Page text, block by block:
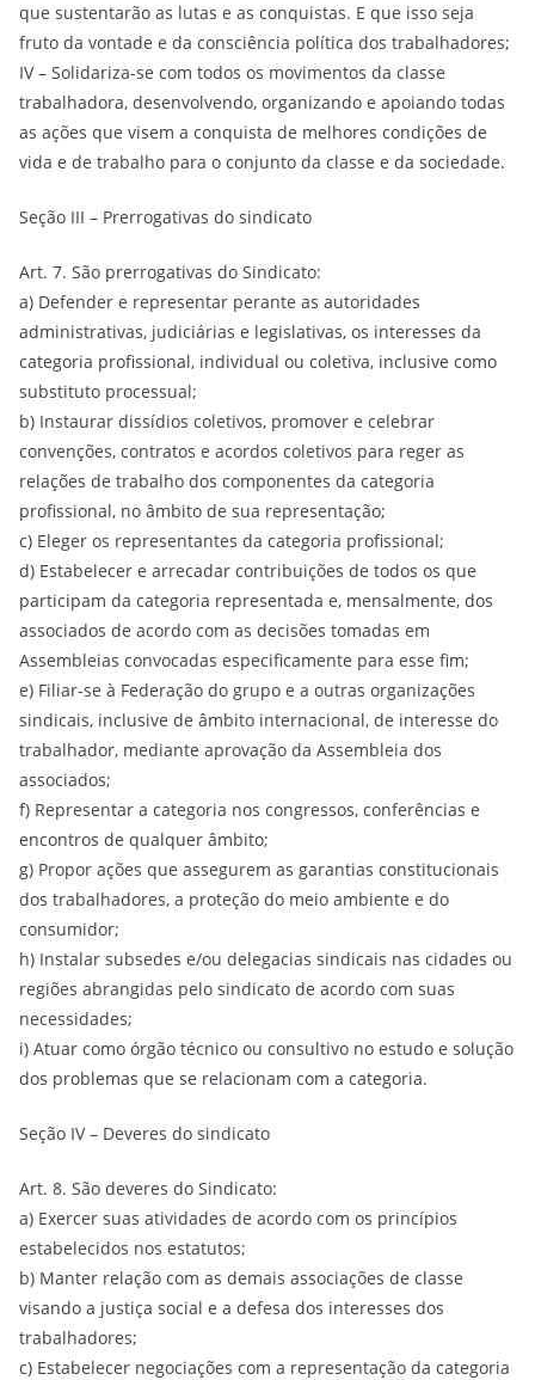
que sustentarão as lutas e as conquistas. E que isso seja
fruto da vontade e da consciência política dos trabalhadores;
IV – Solidariza-se com todos os movimentos da classe
trabalhadora, desenvolvendo, organizando e apoiando todas
as ações que visem a conquista de melhores condições de
vida e de trabalho para o conjunto da classe e da sociedade.
Seção III – Prerrogativas do sindicato
Art. 7. São prerrogativas do Sindicato:
a) Defender e representar perante as autoridades
administrativas, judiciárias e legislativas, os interesses da
categoria profissional, individual ou coletiva, inclusive como
substituto processual;
b) Instaurar dissídios coletivos, promover e celebrar
convenções, contratos e acordos coletivos para reger as
relações de trabalho dos componentes da categoria
profissional, no âmbito de sua representação;
c) Eleger os representantes da categoria profissional;
d) Estabelecer e arrecadar contribuições de todos os que
participam da categoria representada e, mensalmente, dos
associados de acordo com as decisões tomadas em
Assembleias convocadas especificamente para esse fim;
e) Filiar-se à Federação do grupo e a outras organizações
sindicais, inclusive de âmbito internacional, de interesse do
trabalhador, mediante aprovação da Assembleia dos
associados;
f) Representar a categoria nos congressos, conferências e
encontros de qualquer âmbito;
g) Propor ações que assegurem as garantias constitucionais
dos trabalhadores, a proteção do meio ambiente e do
consumidor;
h) Instalar subsedes e/ou delegacias sindicais nas cidades ou
regiões abrangidas pelo sindicato de acordo com suas
necessidades;
i) Atuar como órgão técnico ou consultivo no estudo e solução
dos problemas que se relacionam com a categoria.
Seção IV – Deveres do sindicato
Art. 8. São deveres do Sindicato:
a) Exercer suas atividades de acordo com os princípios
estabelecidos nos estatutos;
b) Manter relação com as demais associações de classe
visando a justiça social e a defesa dos interesses dos
trabalhadores;
c) Estabelecer negociações com a representação da categoria